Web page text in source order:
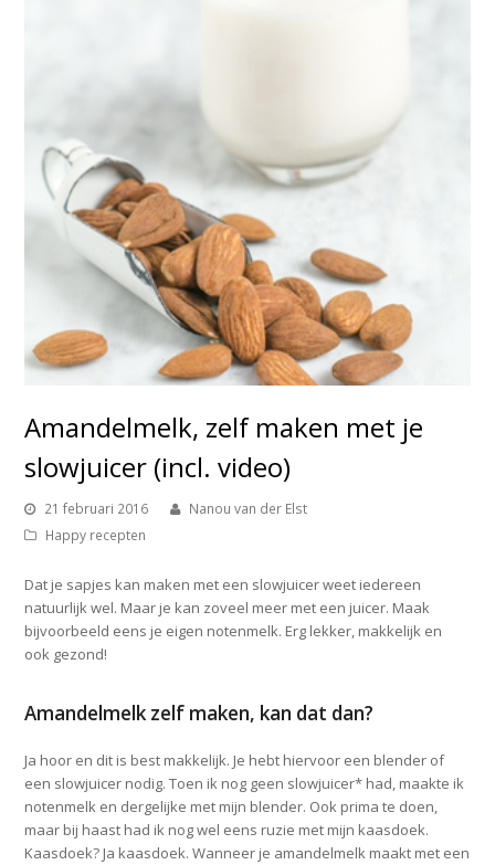
Amandelmelk, zelf maken met je
slowjuicer (incl. video)
21 februari 2016
Nanou van der Elst
Happy recepten
Dat je sapjes kan maken met een slowjuicer weet iedereen
natuurlijk wel. Maar je kan zoveel meer met een juicer. Maak
bijvoorbeeld eens je eigen notenmelk. Erg lekker, makkelijk en
ook gezond!
Amandelmelk zelf maken, kan dat dan?
Ja hoor en dit is best makkelijk. Je hebt hiervoor een blender of
een slowjuicer nodig. Toen ik nog geen slowjuicer* had, maakte ik
notenmelk en dergelijke met mijn blender. Ook prima te doen,
maar bij haast had ik nog wel eens ruzie met mijn kaasdoek.
Kaasdoek? Ja kaasdoek. Wanneer je amandelmelk maakt met een